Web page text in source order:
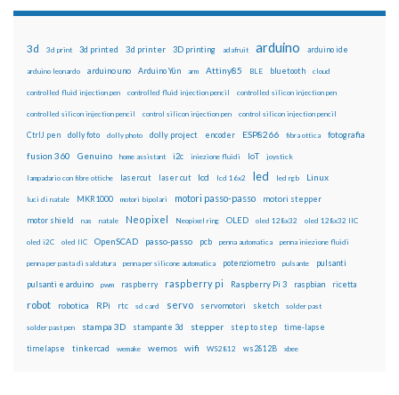
3d 3d print 3d printed 3d printer 3D printing adafruit arduino arduino ide
arduino leonardo arduino uno Arduino Yún arm Attiny85 BLE bluetooth cloud
controlled fluid injection pen controlled fluid injection pencil controlled silicon injection pen
controlled silicon injection pencil control silicon injection pen control silicon injection pencil
CtrlJ pen dolly foto dolly photo dolly project encoder ESP8266 fibra ottica fotografia
fusion 360 Genuino home assistant i2c iniezione fluidi IoT joystick
lampadario con fibre ottiche lasercut laser cut lcd lcd 16x2 led led rgb Linux
luci di natale MKR1000 motori bipolari motori passo-passo motori stepper
motor shield nas natale Neopixel Neopixel ring OLED oled 128x32 oled 128x32 IIC
oled i2C oled IIC OpenSCAD passo-passo pcb penna automatica penna iniezione fluidi
penna per pasta di saldatura penna per silicone automatica potenziometro pulsante pulsanti
pulsanti e arduino pwm raspberry raspberry pi Raspberry Pi 3 raspbian ricetta
robot robotica RPi rtc sd card servo servomotori sketch solder past
solder past pen stampa 3D stampante 3d stepper step to step time-lapse
timelapse tinkercad wemake wemos wifi WS2812 ws2812B xbee